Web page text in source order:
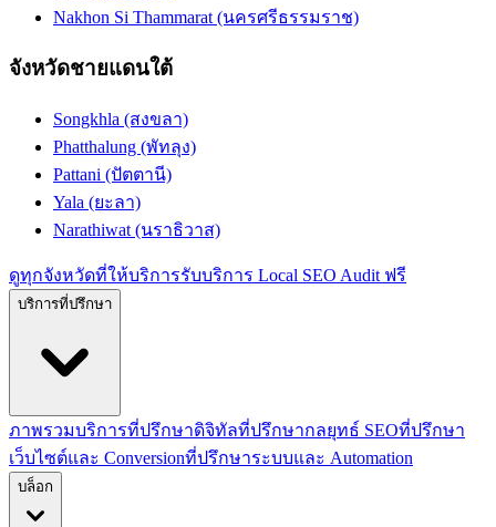
Nakhon Si Thammarat (นครศรีธรรมราช)
จังหวัดชายแดนใต้
Songkhla (สงขลา)
Phatthalung (พัทลุง)
Pattani (ปัตตานี)
Yala (ยะลา)
Narathiwat (นราธิวาส)
ดูทุกจังหวัดที่ให้บริการรับบริการ Local SEO Audit ฟรี
บริการที่ปรึกษา
ภาพรวมบริการที่ปรึกษาดิจิทัลที่ปรึกษากลยุทธ์ SEOที่ปรึกษา
เว็บไซต์และ Conversionที่ปรึกษาระบบและ Automation
บล็อก